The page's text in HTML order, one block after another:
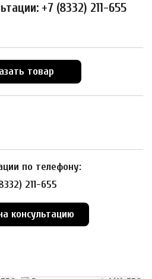
+7 (8332) 211-655
товар
по телефону:
211-655
консультацию